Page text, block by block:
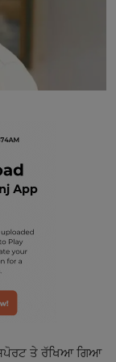
ਸਪੋਰਟ ਤੇ ਰੱਖਿਆ ਗਿਆ